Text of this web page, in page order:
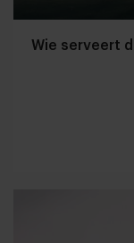
Wie serveert